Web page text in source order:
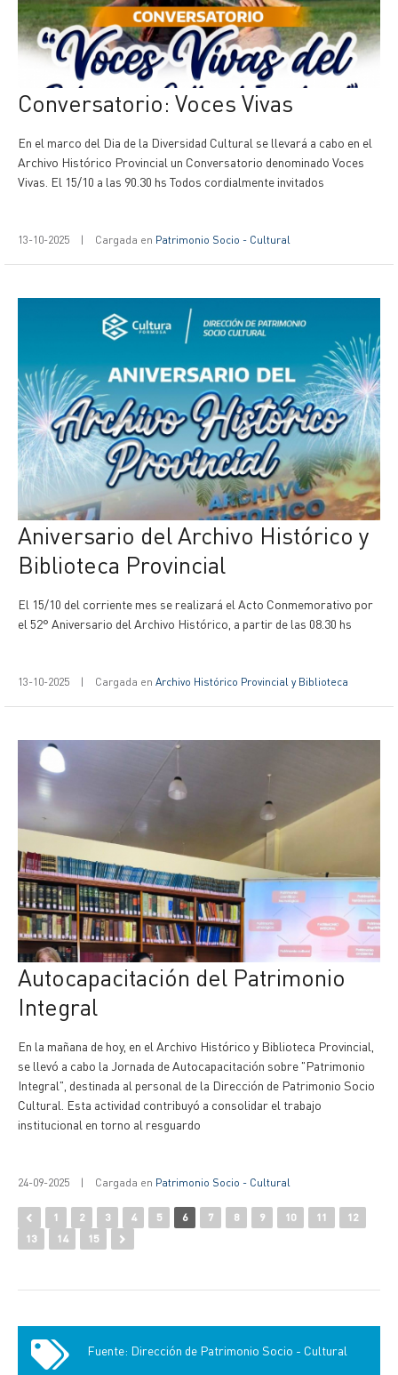
Conversatorio: Voces Vivas
En el marco del Dia de la Diversidad Cultural se llevará a cabo en el
Archivo Histórico Provincial un Conversatorio denominado Voces
Vivas. El 15/10 a las 90.30 hs Todos cordialmente invitados
13-10-2025 | Cargada en Patrimonio Socio - Cultural
Aniversario del Archivo Histórico y
Biblioteca Provincial
El 15/10 del corriente mes se realizará el Acto Conmemorativo por
el 52° Aniversario del Archivo Histórico, a partir de las 08.30 hs
13-10-2025 | Cargada en Archivo Histórico Provincial y Biblioteca
Autocapacitación del Patrimonio
Integral
En la mañana de hoy, en el Archivo Histórico y Biblioteca Provincial,
se llevó a cabo la Jornada de Autocapacitación sobre "Patrimonio
Integral", destinada al personal de la Dirección de Patrimonio Socio
Cultural. Esta actividad contribuyó a consolidar el trabajo
institucional en torno al resguardo
24-09-2025 | Cargada en Patrimonio Socio - Cultural
1 2 3 4 5 6 7 8 9 10 11
12
13
14 15
Fuente: Dirección de Patrimonio Socio - Cultural